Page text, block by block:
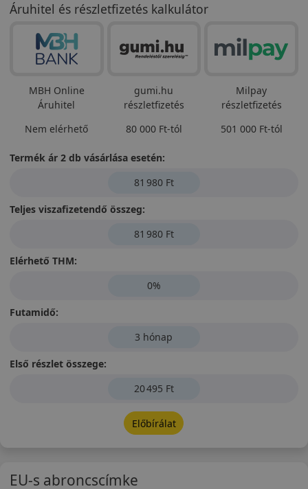
Áruhitel és részletfizetés kalkulátor
MBH Online
Áruhitel
Nem elérhető
gumi.hu
részletfizetés
80 000 Ft-tól
Milpay
részletfizetés
501 000 Ft-tól
Termék ár 2 db vásárlása esetén:
81 980 Ft
Teljes viszafizetendő összeg:
81 980 Ft
Elérhető THM:
0%
Futamidő:
3 hónap
Első részlet összege:
20 495 Ft
Előbírálat
EU-s abroncscímke